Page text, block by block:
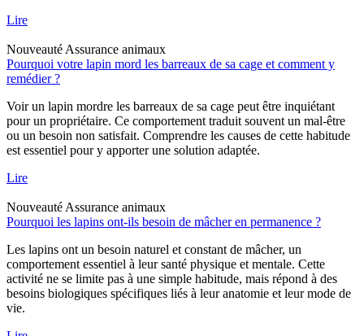
Lire
Nouveauté Assurance animaux
Pourquoi votre lapin mord les barreaux de sa cage et comment y
remédier ?
Voir un lapin mordre les barreaux de sa cage peut être inquiétant
pour un propriétaire. Ce comportement traduit souvent un mal-être
ou un besoin non satisfait. Comprendre les causes de cette habitude
est essentiel pour y apporter une solution adaptée.
Lire
Nouveauté Assurance animaux
Pourquoi les lapins ont-ils besoin de mâcher en permanence ?
Les lapins ont un besoin naturel et constant de mâcher, un
comportement essentiel à leur santé physique et mentale. Cette
activité ne se limite pas à une simple habitude, mais répond à des
besoins biologiques spécifiques liés à leur anatomie et leur mode de
vie.